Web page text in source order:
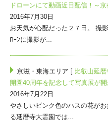
ドローンにて動画近日配信！～京
2016年7月30日
お天気が心配だった２７日。 撮
ﾛｰﾝに撮影が...
京滋・東海エリア [ 比叡山延
開園40周年を記念して写真展が
2016年7月22日
やさしいピンク色のハスの花が
る延暦寺大霊園では...